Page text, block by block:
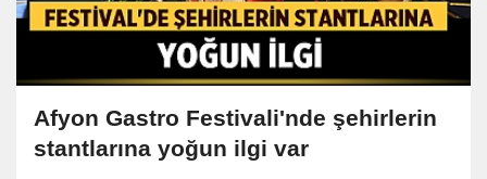
Afyon Gastro Festivali'nde şehirlerin
stantlarına yoğun ilgi var